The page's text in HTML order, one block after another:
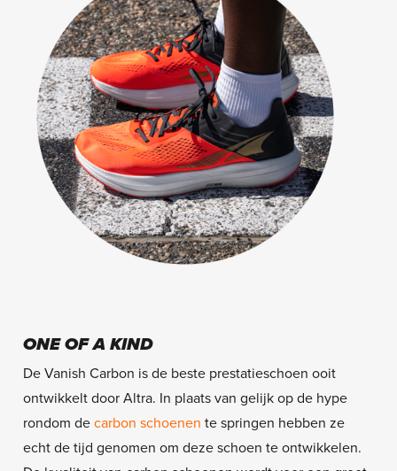
ONE OF A KIND
De Vanish Carbon is de beste prestatieschoen ooit
ontwikkelt door Altra. In plaats van gelijk op de hype
rondom de carbon schoenen te springen hebben ze
echt de tijd genomen om deze schoen te ontwikkelen.